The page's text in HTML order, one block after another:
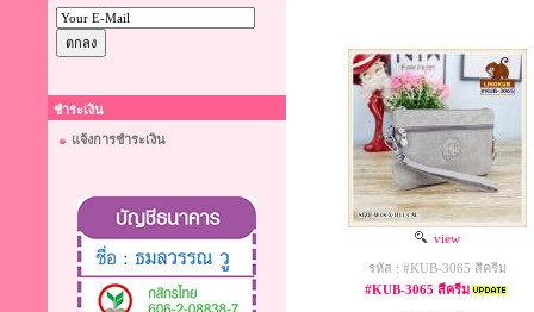
ชำระเงิน
แจ้งการชำระเงิน
view
รหัส : #KUB-3065 สีครีม
#KUB-3065 สีครีม